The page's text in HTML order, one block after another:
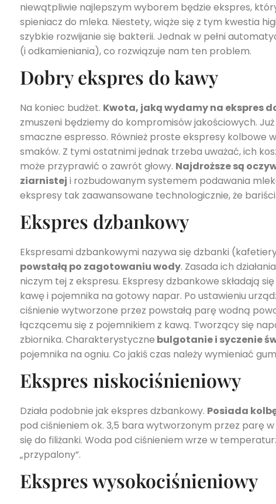
niewątpliwie najlepszym wyborem będzie ekspres,
spieniacz do mleka. Niestety, wiąże się z tym kwestia
szybkie rozwijanie się bakterii. Jednak w pełni
(i odkamieniania), co rozwiązuje nam ten problem.
Dobry ekspres do kawy
Na koniec budżet. Kwota, jaką wydamy na ekspres
zmuszeni będziemy do kompromisów jakościowych.
smaczne espresso. Również proste ekspresy kolbowe
smaków. Z tymi ostatnimi jednak trzeba uważać, ich
może przyprawić o zawrót głowy. Najdroższe są
ziarnistej i rozbudowanym systemem podawania
ekspresy tak zaawansowane technologicznie, że
Ekspres dzbankowy
Ekspresami dzbankowymi nazywa się dzbanki
powstałą po zagotowaniu wody. Zasada ich
niczym tej z ekspresu. Ekspresy dzbankowe składają
kawę i pojemnika na gotowy napar. Po ustawieniu
ciśnienie wytworzone przez powstałą parę wodną
łączącemu się z pojemnikiem z kawą. Tworzący się
zbiornika. Charakterystyczne bulgotanie i syczenie
pojemnika na ogniu. Co jakiś czas należy wymieniać
Ekspres niskociśnieniowy
Działa podobnie jak ekspres dzbankowy. Posiada
pod ciśnieniem ok. 3,5 bara wytworzonym przez parę
się do filiżanki. Woda pod ciśnieniem wrze w
„przypalony”.
Ekspres wysokociśnieniowy